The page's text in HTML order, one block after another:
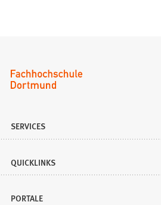
SERVICES
QUICKLINKS
PORTALE